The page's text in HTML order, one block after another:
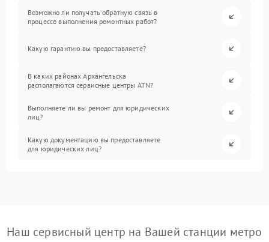
Возможно ли получать обратную связь в
процессе выполнения ремонтных работ?
Какую гарантию вы предоставляете?
В каких районах Архангельска
располагаются сервисные центры ATN?
Выполняете ли вы ремонт для юридических
лиц?
Какую документацию вы предоставляете
для юридических лиц?
Наш сервисный центр на Вашей станции метро